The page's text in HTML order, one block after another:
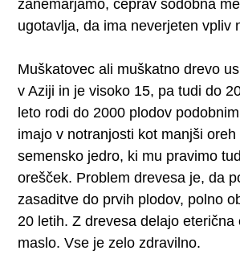
zanemarjamo, čeprav sodobna
ugotavlja, da ima neverjeten vpliv
Muškatovec ali muškatno drevo
v Aziji in je visoko 15, pa tudi do
leto rodi do 2000 plodov
imajo v notranjosti kot manjši oreh
semensko jedro, ki mu pravimo
orešček. Problem drevesa je, da
zasaditve do prvih plodov, polno
20 letih. Z drevesa delajo eterična
maslo. Vse je zelo zdravilno.